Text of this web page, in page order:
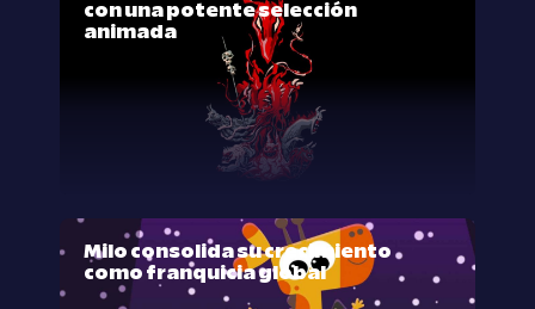
con una potente selección
animada
Milo consolida su crecimiento
como franquicia global